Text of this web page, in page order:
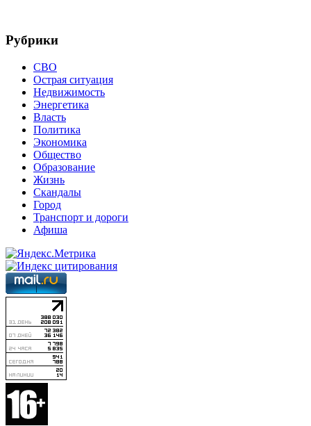
Рубрики
СВО
Острая ситуация
Недвижимость
Энергетика
Власть
Политика
Экономика
Общество
Образование
Жизнь
Скандалы
Город
Транспорт и дороги
Афиша